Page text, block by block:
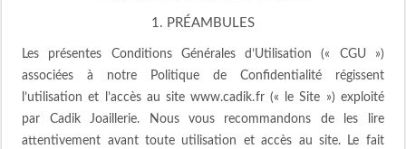
1. PRÉAMBULES
Les présentes Conditions Générales d’Utilisation (« CGU »)
associées à notre Politique de Confidentialité régissent
l’utilisation et l’accès au site www.cadik.fr (« le Site ») exploité
par Cadik Joaillerie. Nous vous recommandons de les lire
attentivement avant toute utilisation et accès au site. Le fait